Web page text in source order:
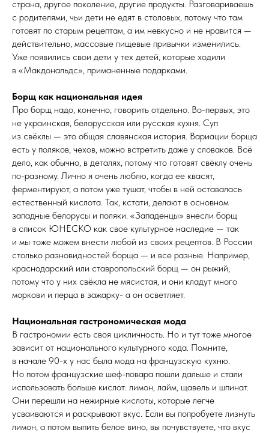
страна, другое поколение, другие продукты. Разговариваешь
с родителями, чьи дети не едят в столовых, потому что там
готовят по старым рецептам, а им невкусно и не нравится —
действительно, массовые пищевые привычки изменились.
Уже появились свои дети у тех детей, которые ходили
в «Макдональдс», приманенные подарками.
Борщ как национальная идея
Про борщ надо, конечно, говорить отдельно. Во-первых, это
не украинская, белорусская или русская кухня. Суп
из свёклы — это общая славянская история. Вариации борща
есть у поляков, чехов, можно встретить даже у словаков. Всё
дело, как обычно, в деталях, потому что готовят свёклу очень
по-разному. Лично я очень люблю, когда ее квасят,
ферментируют, а потом уже тушат, чтобы в ней оставалась
естественный кислота. Так, кстати, делают в основном
западные белорусы и поляки. «Западенцы» внесли борщ
в список ЮНЕСКО как свое культурное наследие — так
и мы тоже можем внести любой из своих рецептов. В России
столько разновидностей борща — и все разные. Например,
краснодарский или ставропольский борщ — он рыжий,
потому что у них свёкла не мясистая, и они кладут много
моркови и перца в зажарку- а он осветляет.
Национальная гастрономическая мода
В гастрономии есть своя цикличность. Но и тут тоже многое
зависит от национального культурного кода. Помните,
в начале 90-х у нас была мода на французскую кухню.
Но потом французские шеф-повара пошли дальше и стали
использовать больше кислот: лимон, лайм, щавель и шпинат.
Они перешли на нежирные кислоты, которые легче
усваиваются и раскрывают вкус. Если вы попробуете лизнуть
лимон, а потом выпить белое вино, вы почувствуете, что вкус